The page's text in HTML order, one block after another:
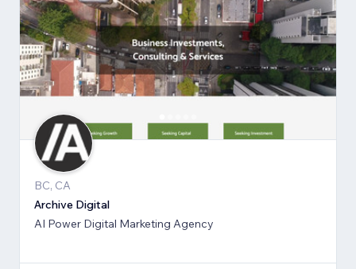
BC, CA
Archive Digital
AI Power Digital Marketing Agency